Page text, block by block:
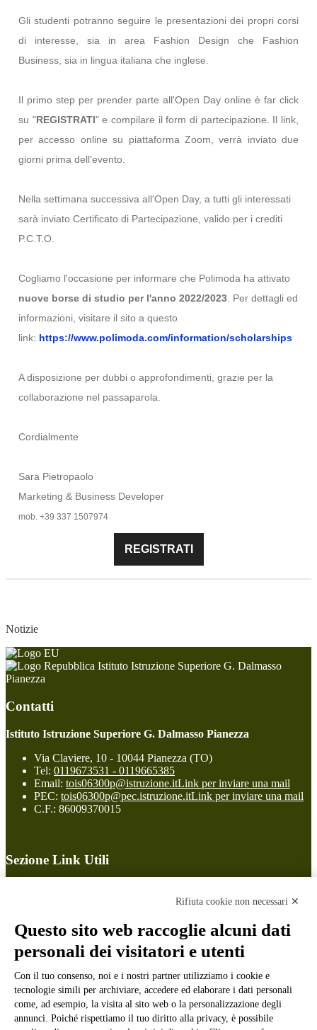
Gli studenti potranno seguire le presentazioni dei propri corsi
di interesse, sia in area Fashion Design che Fashion
Business, sia in lingua italiana che inglese.
Il primo step per prender parte all'Open Day online è far click
su "REGISTRATI" e compilare il form di partecipazione. Il link,
per accesso online su piattaforma Zoom, verrà inviato due
giorni prima dell'evento.
Nella settimana successiva all'Open Day, a tutti gli interessati
sarà inviato Certificato di Partecipazione, valido per i crediti
P.C.T.O.
Cogliamo l'occasione per informare che Polimoda ha attivato
nuove borse di studio per l'anno 2022/2023 . Per dettagli ed
informazioni, visitare il sito a questo
link: https://www.polimoda.com/information/scholarships
A disposizione per dubbi o approfondimenti, grazie per la
collaborazione nel passaparola.
Cordialmente
Sara Pietropaolo
Marketing & Business Developer
mob. +39 337 1507974
REGISTRATI
Notizie
Istituto Istruzione Superiore G. Dalmasso
Pianezza
Contatti
Istituto Istruzione Superiore G. Dalmasso Pianezza
Via Claviere, 10 - 10044 Pianezza (TO)
Tel: 0119673531 - 0119665385
Email: tois06300p@istruzione.itLink per inviare una mail
PEC: tois06300p@pec.istruzione.itLink per inviare una mail
C.F.: 86009370015
Sezione Link Utili
Ufficio Relazioni con il Pubblico
Dichiarazione di accessibilità
Obiettivi di accessibilità
Gestione consensi cookie
Amministrazione trasparente
Pagina visualizzata
897 volte
Rifiuta cookie non necessari ✕
Questo sito web raccoglie alcuni dati
personali dei visitatori e utenti
Con il tuo consenso, noi e i nostri partner utilizziamo i cookie e
tecnologie simili per archiviare, accedere ed elaborare i dati personali
come, ad esempio, la visita al sito web o la personalizzazione degli
annunci. Poiché rispettiamo il tuo diritto alla privacy, è possibile